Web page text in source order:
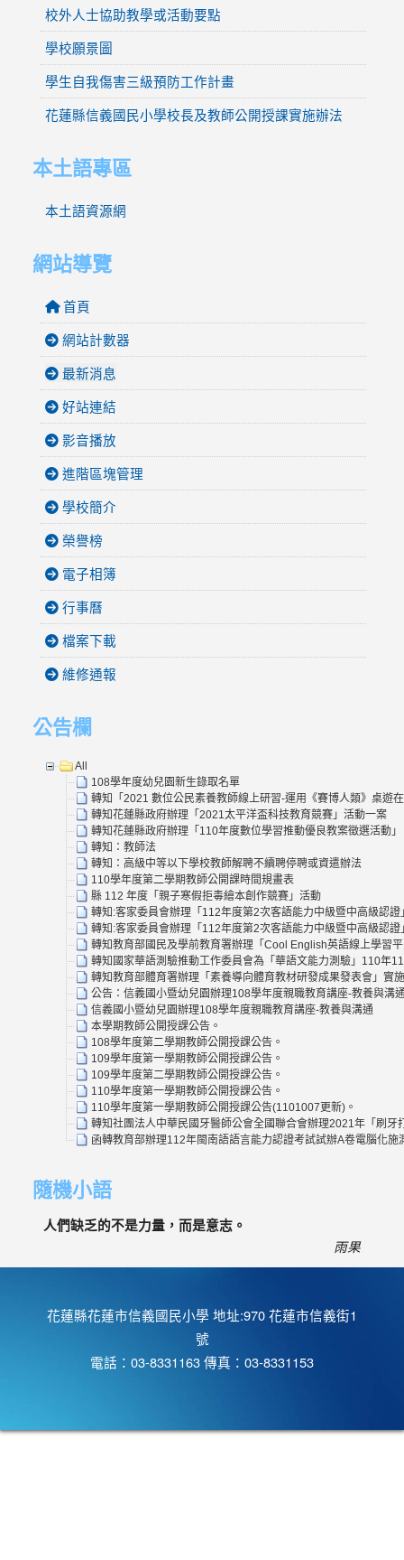
校外人士協助教學或活動要點
學校願景圖
學生自我傷害三級預防工作計畫
花蓮縣信義國民小學校長及教師公開授課實施辦法
本土語專區
本土語資源網
網站導覽
首頁
網站計數器
最新消息
好站連結
影音播放
進階區塊管理
學校簡介
榮譽榜
電子相簿
行事曆
檔案下載
維修通報
公告欄
All
108學年度幼兒園新生錄取名單
轉知「2021 數位公民素養教師線上研習-運用《賽博人類》桌遊
轉知花蓮縣政府辦理「2021太平洋盃科技教育競賽」活動一案
轉知花蓮縣政府辦理「110年度數位學習推動優良教案徵選活動」
轉知：教師法
轉知：高級中等以下學校教師解聘不續聘停聘或資遣辦法
110學年度第二學期教師公開課時間規畫表
縣 112 年度「親子寒假拒毒繪本創作競賽」活動
轉知:客家委員會辦理「112年度第2次客語能力中級暨中高級認
轉知:客家委員會辦理「112年度第2次客語能力中級暨中高級認
轉知教育部國民及學前教育署辦理「Cool English英語線上學習
轉知國家華語測驗推動工作委員會為「華語文能力測驗」110年
轉知教育部體育署辦理「素養導向體育教材研發成果發表會」實
公告：信義國小暨幼兒園辦理108學年度親職教育講座-教養與溝
信義國小暨幼兒園辦理108學年度親職教育講座-教養與溝通
本學期教師公開授課公告。
108學年度第二學期教師公開授課公告。
109學年度第一學期教師公開授課公告。
109學年度第二學期教師公開授課公告。
110學年度第一學期教師公開授課公告。
110學年度第一學期教師公開授課公告(1101007更新)。
轉知社團法人中華民國牙醫師公會全國聯合會辦理2021年「刷牙
函轉教育部辦理112年閩南語語言能力認證考試試辦A卷電腦化
隨機小語
人們缺乏的不是力量，而是意志。
雨果
花蓮縣花蓮市信義國民小學 地址:970 花蓮市信義街1
號
電話：03-8331163 傳真：03-8331153